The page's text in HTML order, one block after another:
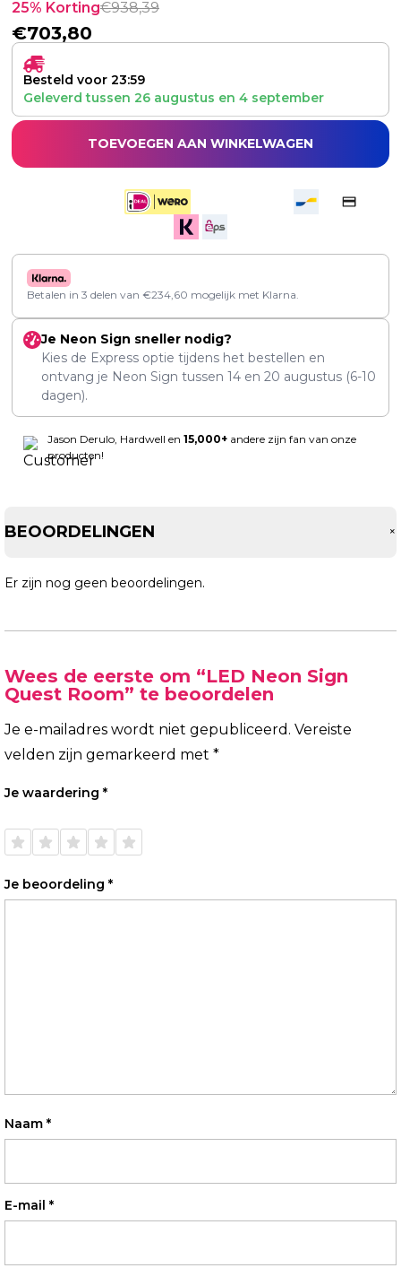
25% Korting€938,39
€703,80
Besteld voor 23:59
Geleverd tussen 26 augustus en 4 september
TOEVOEGEN AAN WINKELWAGEN
Betalen in 3 delen van €234,60 mogelijk met Klarna.
Je Neon Sign sneller nodig?
Kies de Express optie tijdens het bestellen en
ontvang je Neon Sign tussen 14 en 20 augustus (6-10
dagen).
Jason Derulo, Hardwell en 15,000+ andere zijn fan van onze
producten!
BEOORDELINGEN +
Er zijn nog geen beoordelingen.
Wees de eerste om “LED Neon Sign
Quest Room” te beoordelen
Je e-mailadres wordt niet gepubliceerd. Vereiste
velden zijn gemarkeerd met *
Je waardering *
de 5
de 5
de 5
de 5
de 5
Je beoordeling *
Naam *
E-mail *